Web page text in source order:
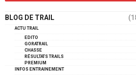
BLOG DE TRAIL
ACTU TRAIL
EDITO
GORATRAIL
CHASSE
RÉSULTATS TRAILS
PREMIUM
INFOS ENTRAINEMENT